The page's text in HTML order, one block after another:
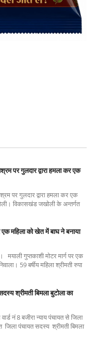
पर गुलदार द्वारा हमला कर एक
पर गुलदार द्वारा हमला कर एक
विकासखंड जखोली के अन्तर्गत
एक महिला को खेत में बाघ ने बनाया
गुप्तकाशी मोटर मार्ग पर एक
59 बर्षीय महिला श्रीमती रुपा
श्रीमती बिमला बुटोला का
नं 8 बजीरा न्याय पंचायत से जिला
जिला पंचायत सदस्य श्रीमती बिमला